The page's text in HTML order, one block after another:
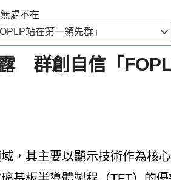
處不在
群創自信「
，其主要以顯示技術作為核